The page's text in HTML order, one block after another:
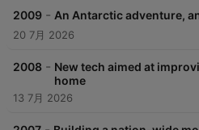
2009 - An Antarctic adventure,
20 7月 2026
2008 - New tech aimed at
home
13 7月 2026